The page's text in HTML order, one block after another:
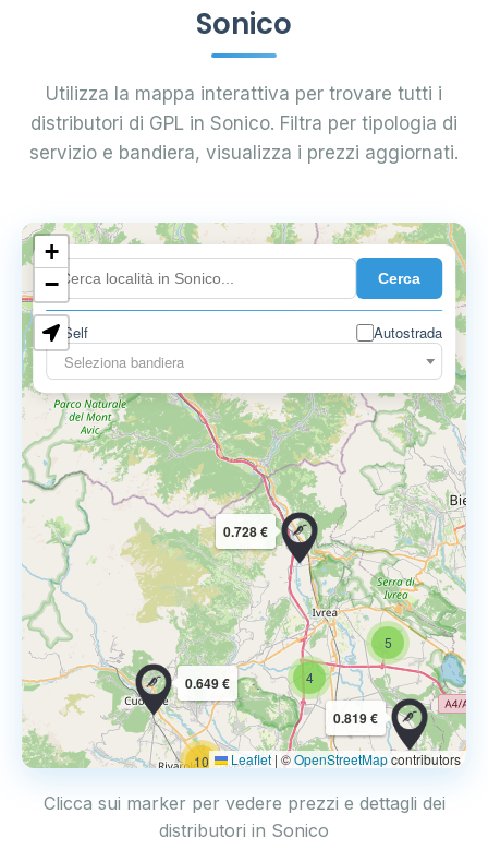
Sonico
Utilizza la mappa interattiva per trovare tutti i
distributori di GPL in Sonico. Filtra per tipologia di
servizio e bandiera, visualizza i prezzi aggiornati.
Cerca
Self
Autostrada
Seleziona bandiera
10
4
5
0.819 €
0.649 €
0.728 €
+
−
Leaflet | ©OpenStreetMapcontributors
Clicca sui marker per vedere prezzi e dettagli dei
distributori in Sonico